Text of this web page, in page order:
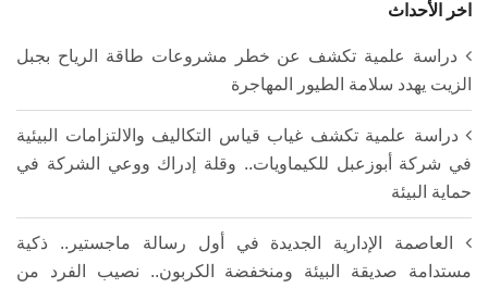
اخر الأحداث
دراسة علمية تكشف عن خطر مشروعات طاقة الرياح بجبل
الزيت يهدد سلامة الطيور المهاجرة
دراسة علمية تكشف غياب قياس التكاليف والالتزامات البيئية
في شركة أبوزعبل للكيماويات.. وقلة إدراك ووعي الشركة في
حماية البيئة
العاصمة الإدارية الجديدة في أول رسالة ماجستير.. ذكية
مستدامة صديقة البيئة ومنخفضة الكربون.. نصيب الفرد من